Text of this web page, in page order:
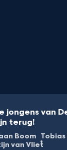
jongens van
terug!
Boom
van Vliet